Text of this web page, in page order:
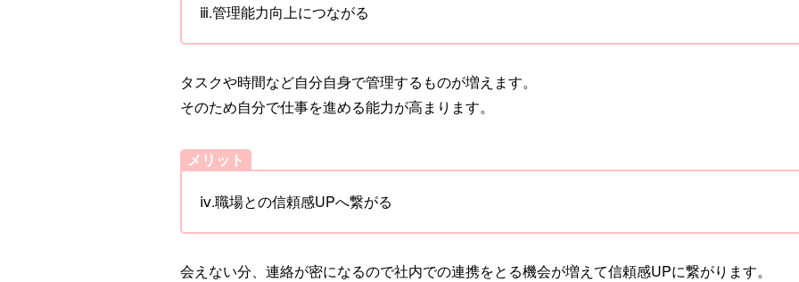
ⅲ.管理能力向上につながる
タスクや時間など自分自身で管理するものが増えます。
そのため自分で仕事を進める能力が高まります。
メリット
ⅳ.職場との信頼感UPへ繋がる
会えない分、連絡が密になるので社内での連携をとる機会が増えて信頼感UPに繋がります。